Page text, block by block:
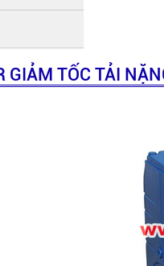
GIẢM TỐC TẢI